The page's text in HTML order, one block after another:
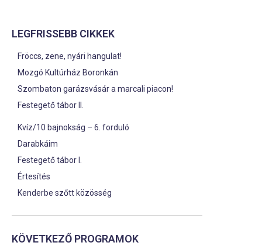
LEGFRISSEBB CIKKEK
Fröccs, zene, nyári hangulat!
Mozgó Kultúrház Boronkán
Szombaton garázsvásár a marcali piacon!
Festegető tábor II.
Kvíz/10 bajnokság – 6. forduló
Darabkáim
Festegető tábor I.
Értesítés
Kenderbe szőtt közösség
KÖVETKEZŐ PROGRAMOK